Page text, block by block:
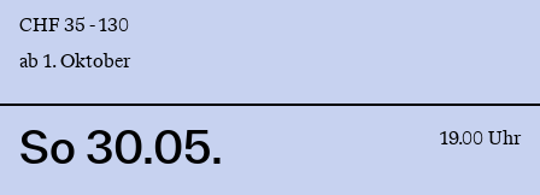
CHF 35 - 130
ab 1. Oktober
LinkSo 30.05. 19.00 Uhr